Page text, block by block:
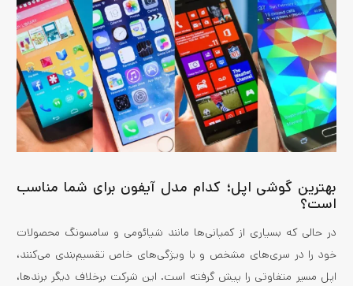
بهترین گوشی اپل؛ کدام مدل آیفون برای شما مناسب
است؟
در حالی که بسیاری از کمپانی‌ها مانند شیائومی و سامسونگ محصولات
خود را در سری‌های مشخص و با ویژگی‌های خاص تقسیم‌بندی می‌کنند،
اپل مسیر متفاوتی را پیش گرفته است. این شرکت برخلاف دیگر برندها،